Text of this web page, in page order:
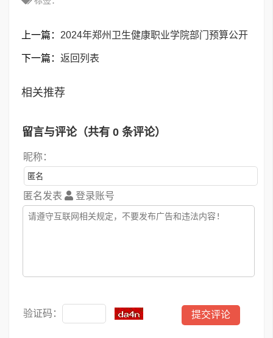
上一篇： 2024年郑州卫生健康职业学院部门预算公开
下一篇： 返回列表
相关推荐
留言与评论（共有 0 条评论）
昵称：
匿名发表 登录账号
验证码：